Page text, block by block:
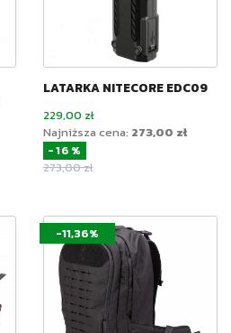
LATARKA NITECORE EDC09
Cena
229,00 zł
Najniższa cena: 273,00 zł
-16%
Cena podstawowa
273,00 zł
-11,36%